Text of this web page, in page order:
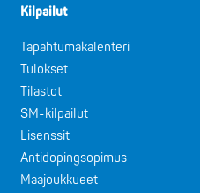
Kilpailut
Tapahtumakalenteri
Tulokset
Tilastot
SM-kilpailut
Lisenssit
Antidopingsopimus
Maajoukkueet